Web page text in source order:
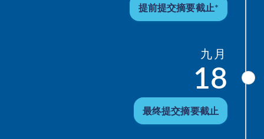
提前提交摘要截止*
九月
18
最终提交摘要截止